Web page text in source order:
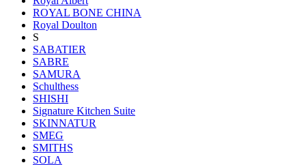
ROYAL BONE CHINA
Royal Doulton
S
SABATIER
SABRE
SAMURA
Schulthess
SHISHI
Signature Kitchen Suite
SKINNATUR
SMEG
SMITHS
SOLA